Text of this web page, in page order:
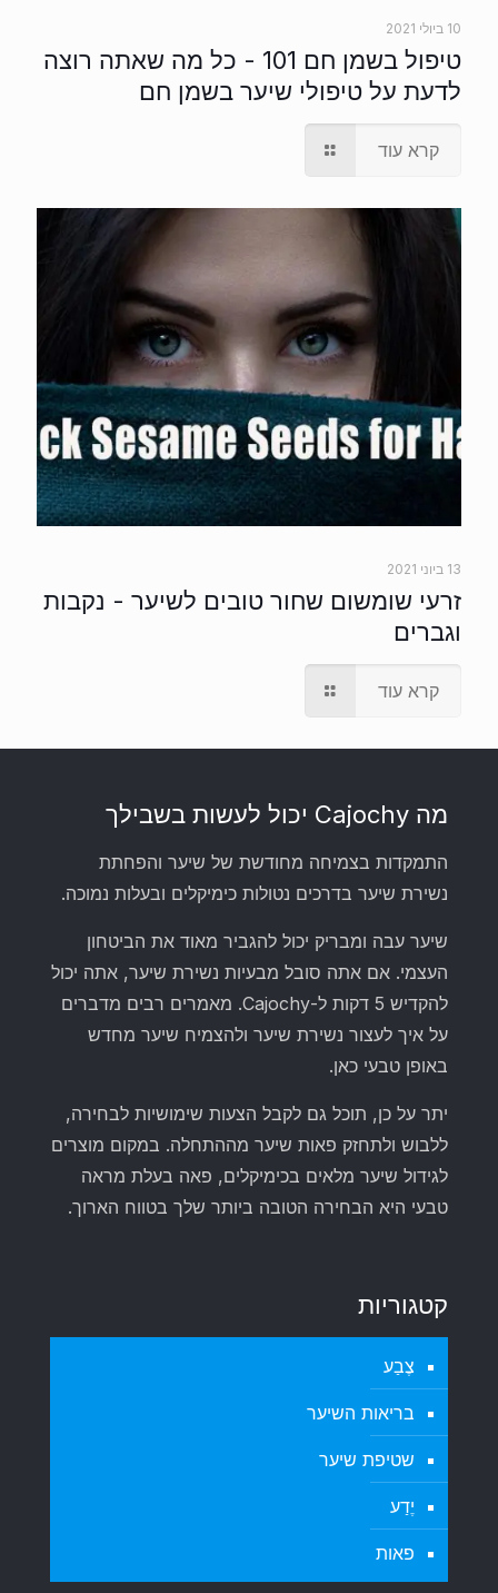
10 ביולי 2021
טיפול בשמן חם 101 - כל מה שאתה רוצה
לדעת על טיפולי שיער בשמן חם
קרא עוד
13 ביוני 2021
זרעי שומשום שחור טובים לשיער - נקבות
וגברים
קרא עוד
מה Cajochy יכול לעשות בשבילך
התמקדות בצמיחה מחודשת של שיער והפחתת
נשירת שיער בדרכים נטולות כימיקלים ובעלות נמוכה.
שיער עבה ומבריק יכול להגביר מאוד את הביטחון
העצמי. אם אתה סובל מבעיות נשירת שיער, אתה יכול
להקדיש 5 דקות ל-Cajochy. מאמרים רבים מדברים
על איך לעצור נשירת שיער ולהצמיח שיער מחדש
באופן טבעי כאן.
יתר על כן, תוכל גם לקבל הצעות שימושיות לבחירה,
ללבוש ולתחזק פאות שיער מההתחלה. במקום מוצרים
לגידול שיער מלאים בכימיקלים, פאה בעלת מראה
טבעי היא הבחירה הטובה ביותר שלך בטווח הארוך.
קטגוריות
צֶבַע
בריאות השיער
שטיפת שיער
יֶדַע
פאות